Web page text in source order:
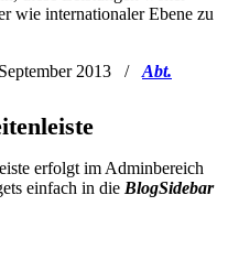
wie internationaler Ebene zu
2013 /
Abt.
erfolgt im Adminbereich
einfach in die BlogSidebar